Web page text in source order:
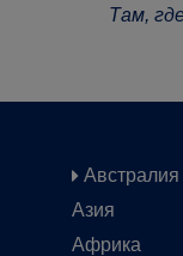
Там,
Азия
Африка